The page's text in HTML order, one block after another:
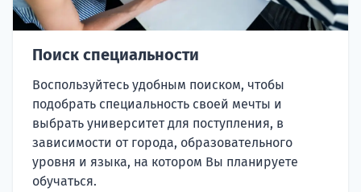
Поиск специальности
Воспользуйтесь удобным поиском, чтобы
подобрать специальность своей мечты и
выбрать университет для поступления, в
зависимости от города, образовательного
уровня и языка, на котором Вы планируете
обучаться.